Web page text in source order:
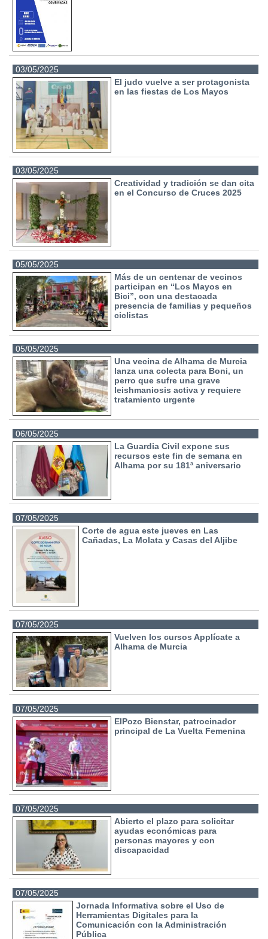
03/05/2025
El judo vuelve a ser protagonista
en las fiestas de Los Mayos
03/05/2025
Creatividad y tradición se dan cita
en el Concurso de Cruces 2025
05/05/2025
Más de un centenar de vecinos
participan en “Los Mayos en
Bici”, con una destacada
presencia de familias y pequeños
ciclistas
05/05/2025
Una vecina de Alhama de Murcia
lanza una colecta para Boni, un
perro que sufre una grave
leishmaniosis activa y requiere
tratamiento urgente
06/05/2025
La Guardia Civil expone sus
recursos este fin de semana en
Alhama por su 181ª aniversario
07/05/2025
Corte de agua este jueves en Las
Cañadas, La Molata y Casas del Aljibe
07/05/2025
Vuelven los cursos Applícate a
Alhama de Murcia
07/05/2025
ElPozo Bienstar, patrocinador
principal de La Vuelta Femenina
07/05/2025
Abierto el plazo para solicitar
ayudas económicas para
personas mayores y con
discapacidad
07/05/2025
Jornada Informativa sobre el Uso de
Herramientas Digitales para la
Comunicación con la Administración
Pública